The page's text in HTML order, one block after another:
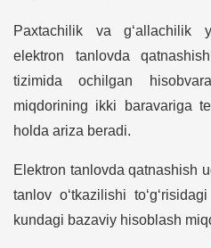
Paxtachilik va g‘allachilik
elektron tanlovda
tizimida ochilgan
miqdorining ikki baravariga
holda ariza beradi.
Elektron tanlovda qatnashish
tanlov o‘tkazilishi
kundagi bazaviy hisoblash